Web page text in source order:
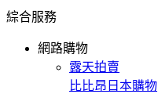
綜合服務
網路購物
露天拍賣
比比昂日本購物